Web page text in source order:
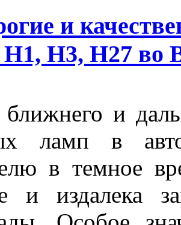
и
Н3, Н27 во
и
ламп в
в темное
и издалека